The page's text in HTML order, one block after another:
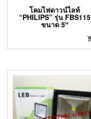
โคมไฟดาวน์ไลท์
“PHILIPS” รุ่น FBS115
ขนาด 5″